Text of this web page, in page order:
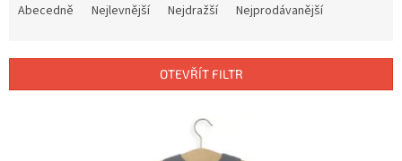
í
Abecedně Nejlevnější Nejdražší Nejprodávanější
OTEVŘÍT FILTR